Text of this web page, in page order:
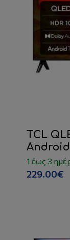
TCL
1 έως 3
229.00€